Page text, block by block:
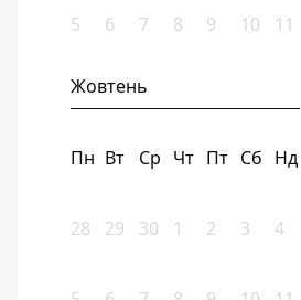
5 6 7 8 9 10 11
Жовтень
Пн Вт Ср Чт Пт Сб Нд
28 29 30 1 2 3 4